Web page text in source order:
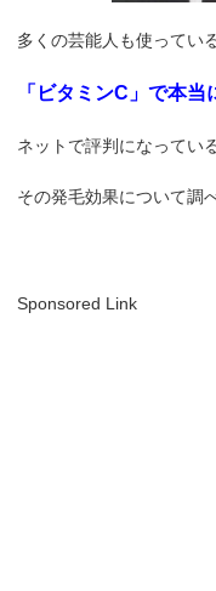
多くの芸能人も使ってい
「ビタミンC」で本
ネットで評判になってい
その発毛効果について調
Sponsored Link